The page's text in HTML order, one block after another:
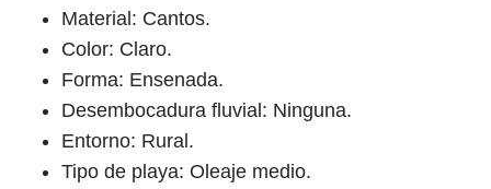
Material: Cantos.
Color: Claro.
Forma: Ensenada.
Desembocadura fluvial: Ninguna.
Entorno: Rural.
Tipo de playa: Oleaje medio.